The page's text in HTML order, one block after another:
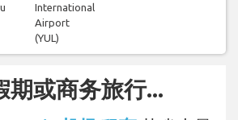
International
Airport
(YUL)
期或商务旅行...